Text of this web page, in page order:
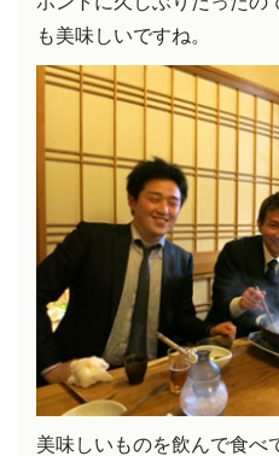
も美味しいですね。
美味しいものを飲んで食べ